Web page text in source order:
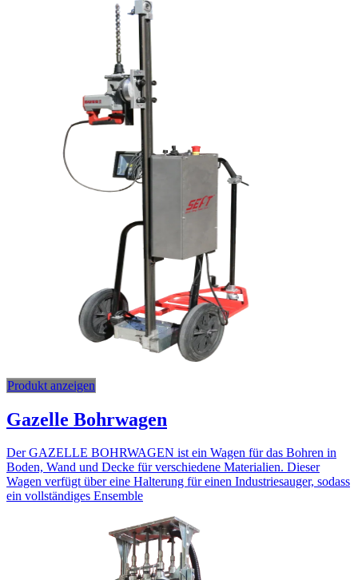
Produkt anzeigen
Gazelle Bohrwagen
Der GAZELLE BOHRWAGEN ist ein Wagen für das Bohren in
Boden, Wand und Decke für verschiedene Materialien. Dieser
Wagen verfügt über eine Halterung für einen Industriesauger, sodass
ein vollständiges Ensemble